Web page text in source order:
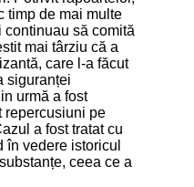
timp de mai multe
să comită
mai târziu că a
care l-a făcut
siguranței
urmă a fost
repercusiuni pe
a fost tratat cu
vedere istoricul
ceea ce a